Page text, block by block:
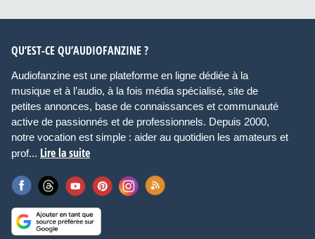
QU’EST-CE QU’AUDIOFANZINE ?
Audiofanzine est une plateforme en ligne dédiée à la
musique et à l’audio, à la fois média spécialisé, site de
petites annonces, base de connaissances et communauté
active de passionnés et de professionnels. Depuis 2000,
notre vocation est simple : aider au quotidien les amateurs et
prof... Lire la suite